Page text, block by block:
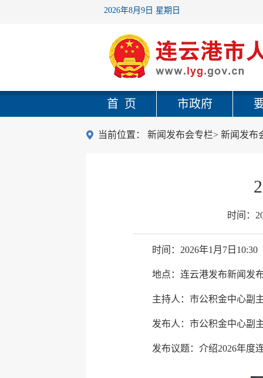
2026年8月9日 星期日
首 页 市政府
当前位置： 新闻发布会专栏> 新闻发布
时间：
时间：2026年1月7日10:30
地点：连云港发布新闻发
主持人：市公积金中心副
发布人：市公积金中心副
发布议题：介绍2026年度